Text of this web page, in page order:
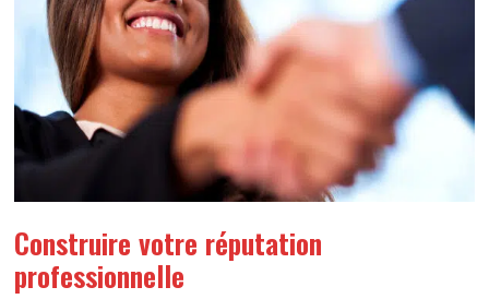
Construire votre réputation
professionnelle